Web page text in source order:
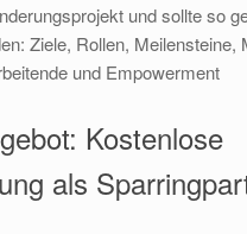
und sollte so
Ziele, Rollen, Meilensteine,
und Empowerment
Kostenlose
als